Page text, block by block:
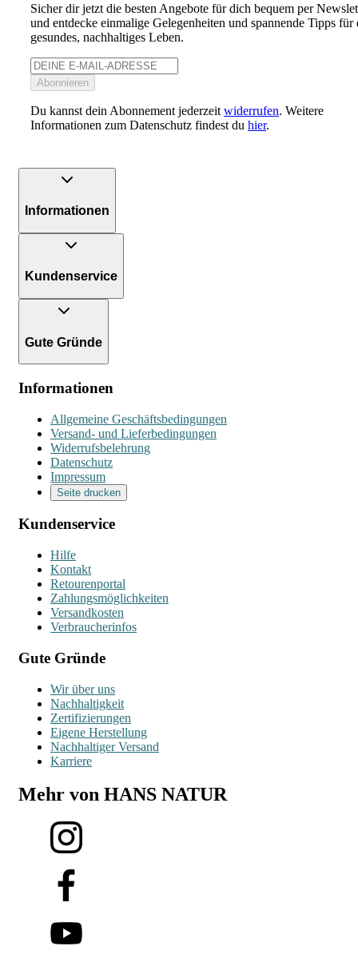
Sicher dir jetzt die besten Angebote für dich bequem per
und entdecke einmalige Gelegenheiten und spannende Tipps für
gesundes, nachhaltiges Leben.
Abonnieren
Du kannst dein Abonnement jederzeit widerrufen. Weitere
Informationen zum Datenschutz findest du hier.
Informationen
Kundenservice
Gute Gründe
Informationen
Allgemeine Geschäftsbedingungen
Versand- und Lieferbedingungen
Widerrufsbelehrung
Datenschutz
Impressum
Seite drucken
Kundenservice
Hilfe
Kontakt
Retourenportal
Zahlungsmöglichkeiten
Versandkosten
Verbraucherinfos
Gute Gründe
Wir über uns
Nachhaltigkeit
Zertifizierungen
Eigene Herstellung
Nachhaltiger Versand
Karriere
Mehr von HANS NATUR